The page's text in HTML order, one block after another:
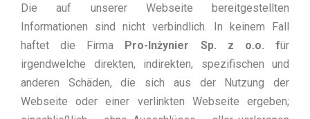
Die auf unserer Webseite bereitgestellten
Informationen sind nicht verbindlich. In keinem Fall
haftet die Firma Pro-Inżynier Sp. z o.o. für
irgendwelche direkten, indirekten, spezifischen und
anderen Schäden, die sich aus der Nutzung der
Webseite oder einer verlinkten Webseite ergeben;